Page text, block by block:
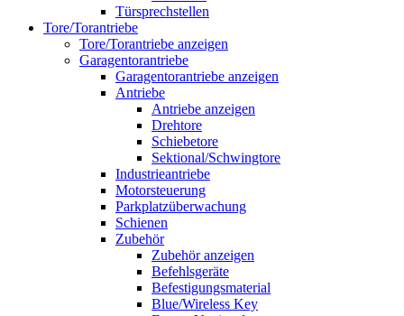
Türsprechstellen
Tore/Torantriebe
Tore/Torantriebe anzeigen
Garagentorantriebe
Garagentorantriebe anzeigen
Antriebe
Antriebe anzeigen
Drehtore
Schiebetore
Sektional/Schwingtore
Industrieantriebe
Motorsteuerung
Parkplatzüberwachung
Schienen
Zubehör
Zubehör anzeigen
Befehlsgeräte
Befestigungsmaterial
Blue/Wireless Key